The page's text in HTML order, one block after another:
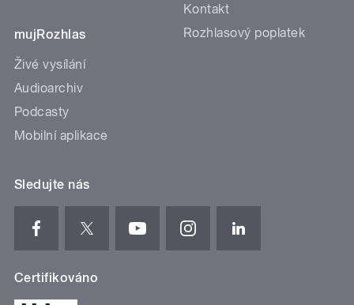
mujRozhlas
Živé vysílání
Audioarchiv
Podcasty
Mobilní aplikace
Kontakt
Rozhlasový poplatek
Sledujte nás
Certifikováno